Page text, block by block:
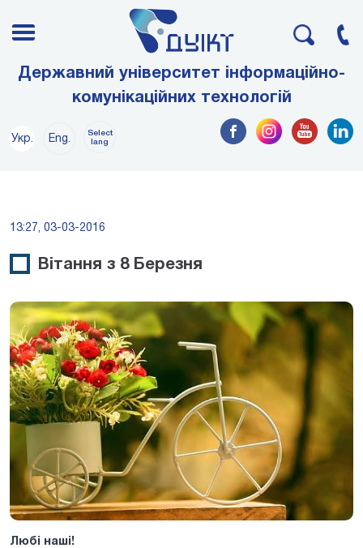
Державний університет інформаційно-
комунікаційних технологій
Укр. Eng.
Select
lang
13:27, 03-03-2016
Вітання з 8 Березня
Любі наші!